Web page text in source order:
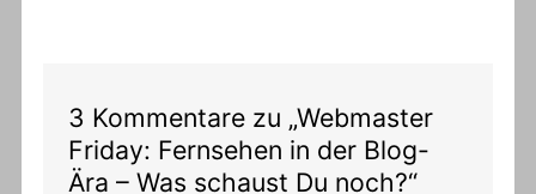
3 Kommentare zu „Webmaster
Friday: Fernsehen in der Blog-
Ära – Was schaust Du noch?“